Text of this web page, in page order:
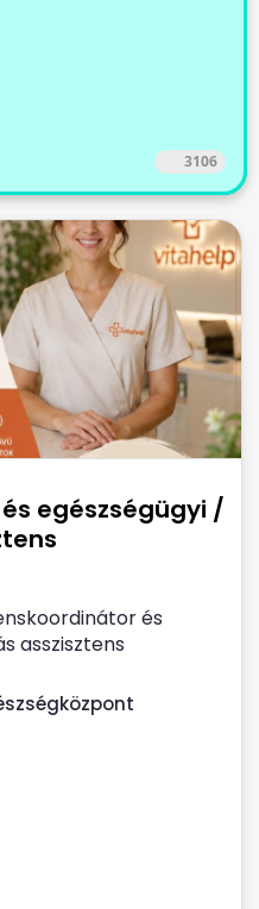
3106
egészségügyi /
és
asszisztens